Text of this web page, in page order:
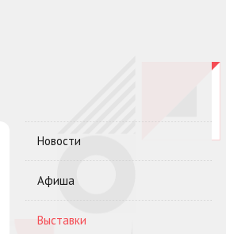
Новости
Афиша
Выставки